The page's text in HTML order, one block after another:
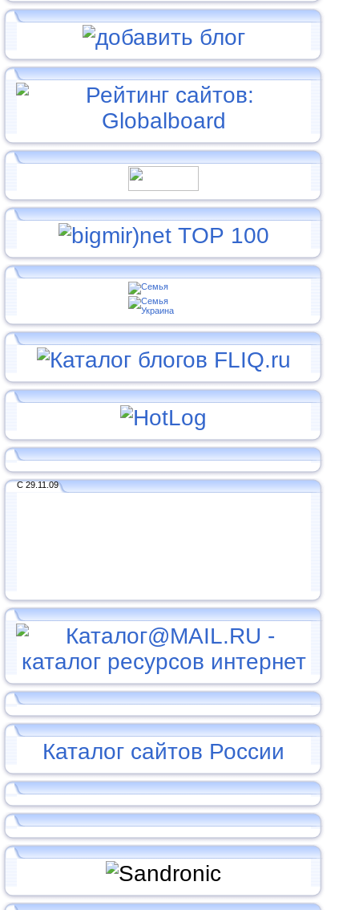
С 29.11.09
Каталог сайтов России